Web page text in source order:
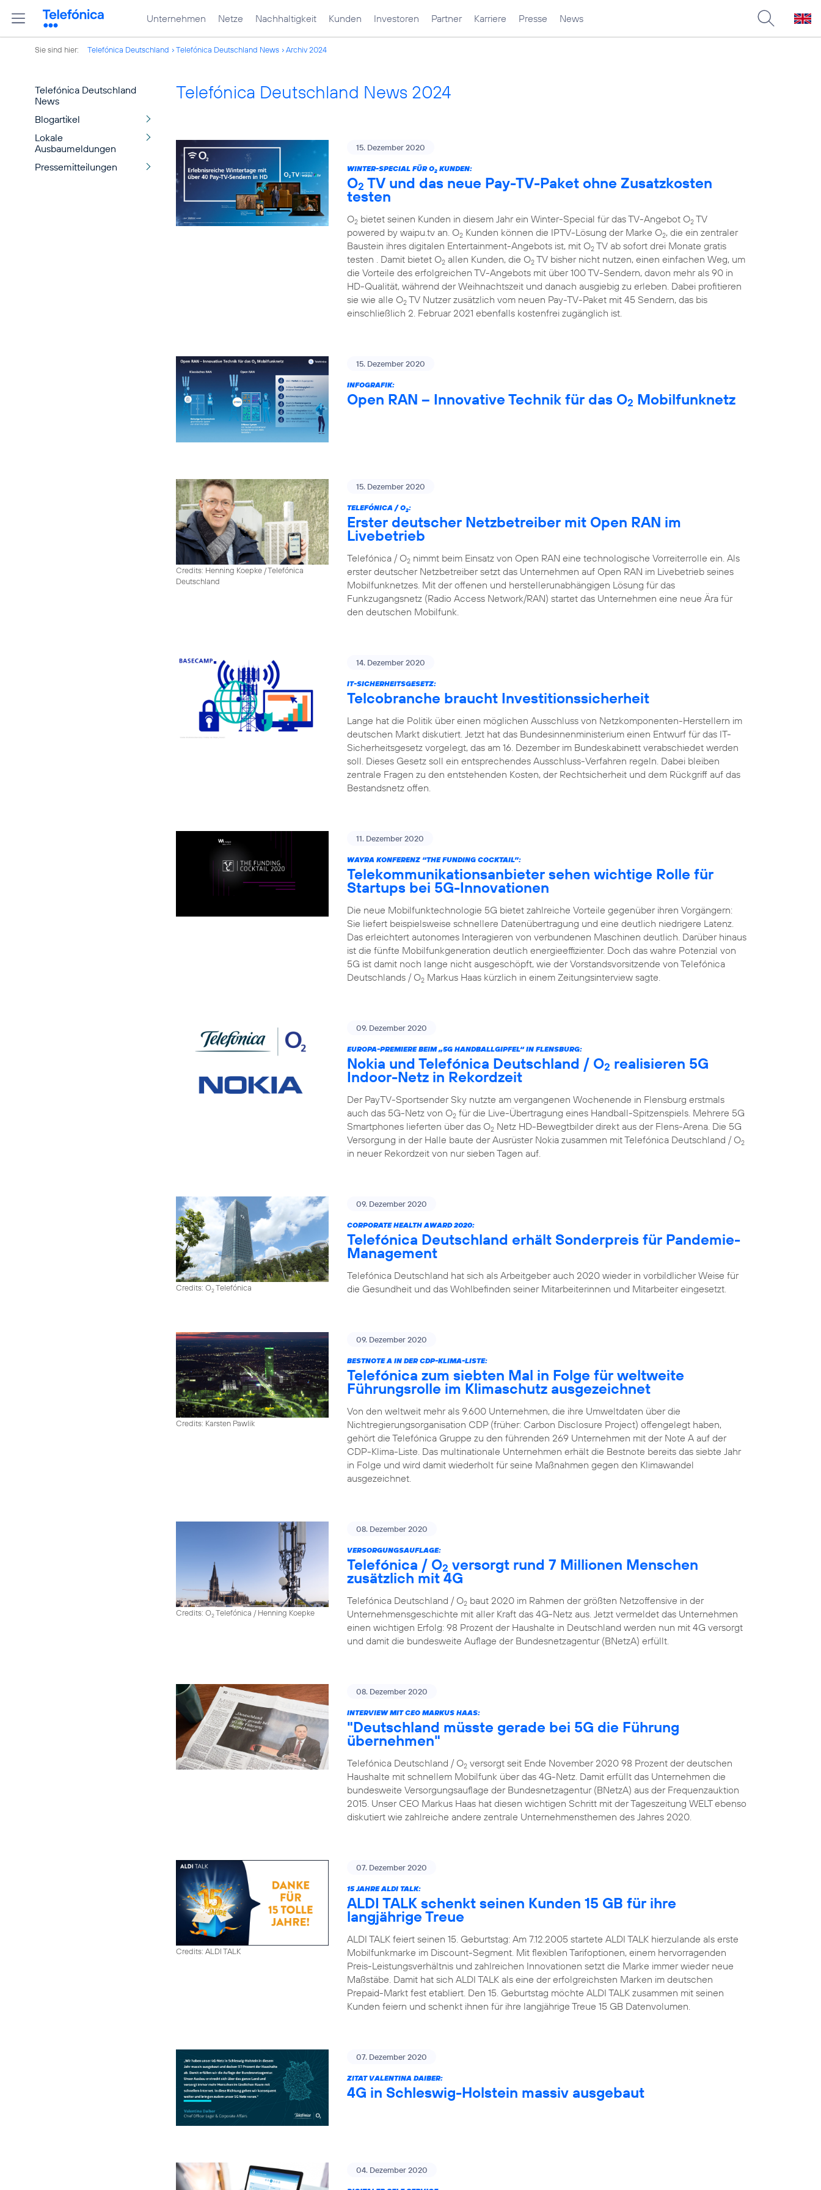
Unternehmen Netze Nachhaltigkeit Kunden Investoren Partner Karriere Presse News
Sie sind hier: Telefónica Deutschland Telefónica Deutschland News Archiv 2024
Telefónica Deutschland
News
Blogartikel
Lokale
Ausbaumeldungen
Pressemitteilungen
Telefónica Deutschland News 2024
15. Dezember 2020
WINTER-SPECIAL FÜR O2 KUNDEN:
O2 TV und das neue Pay-TV-Paket ohne Zusatzkosten
testen
O2 bietet seinen Kunden in diesem Jahr ein Winter-Special für das TV-Angebot O2 TV
powered by waipu.tv an. O2 Kunden können die IPTV-Lösung der Marke O2, die ein zentraler
Baustein ihres digitalen Entertainment-Angebots ist, mit O2 TV ab sofort drei Monate gratis
testen . Damit bietet O2 allen Kunden, die O2 TV bisher nicht nutzen, einen einfachen Weg, um
die Vorteile des erfolgreichen TV-Angebots mit über 100 TV-Sendern, davon mehr als 90 in
HD-Qualität, während der Weihnachtszeit und danach ausgiebig zu erleben. Dabei profitieren
sie wie alle O2 TV Nutzer zusätzlich vom neuen Pay-TV-Paket mit 45 Sendern, das bis
einschließlich 2. Februar 2021 ebenfalls kostenfrei zugänglich ist.
15. Dezember 2020
INFOGRAFIK:
Open RAN – Innovative Technik für das O2 Mobilfunknetz
Credits: Henning Koepke / Telefónica
Deutschland
15. Dezember 2020
TELEFÓNICA / O2:
Erster deutscher Netzbetreiber mit Open RAN im
Livebetrieb
Telefónica / O2 nimmt beim Einsatz von Open RAN eine technologische Vorreiterrolle ein. Als
erster deutscher Netzbetreiber setzt das Unternehmen auf Open RAN im Livebetrieb seines
Mobilfunknetzes. Mit der offenen und herstellerunabhängigen Lösung für das
Funkzugangsnetz (Radio Access Network/RAN) startet das Unternehmen eine neue Ära für
den deutschen Mobilfunk.
14. Dezember 2020
IT-SICHERHEITSGESETZ:
Telcobranche braucht Investitionssicherheit
Lange hat die Politik über einen möglichen Ausschluss von Netzkomponenten-Herstellern im
deutschen Markt diskutiert. Jetzt hat das Bundesinnenministerium einen Entwurf für das IT-
Sicherheitsgesetz vorgelegt, das am 16. Dezember im Bundeskabinett verabschiedet werden
soll. Dieses Gesetz soll ein entsprechendes Ausschluss-Verfahren regeln. Dabei bleiben
zentrale Fragen zu den entstehenden Kosten, der Rechtsicherheit und dem Rückgriff auf das
Bestandsnetz offen.
11. Dezember 2020
WAYRA KONFERENZ “THE FUNDING COCKTAIL”:
Telekommunikationsanbieter sehen wichtige Rolle für
Startups bei 5G-Innovationen
Die neue Mobilfunktechnologie 5G bietet zahlreiche Vorteile gegenüber ihren Vorgängern:
Sie liefert beispielsweise schnellere Datenübertragung und eine deutlich niedrigere Latenz.
Das erleichtert autonomes Interagieren von verbundenen Maschinen deutlich. Darüber hinaus
ist die fünfte Mobilfunkgeneration deutlich energieeffizienter. Doch das wahre Potenzial von
5G ist damit noch lange nicht ausgeschöpft, wie der Vorstandsvorsitzende von Telefónica
Deutschlands / O2 Markus Haas kürzlich in einem Zeitungsinterview sagte.
09. Dezember 2020
EUROPA-PREMIERE BEIM „5G HANDBALLGIPFEL“ IN FLENSBURG:
Nokia und Telefónica Deutschland / O2 realisieren 5G
Indoor-Netz in Rekordzeit
Der PayTV-Sportsender Sky nutzte am vergangenen Wochenende in Flensburg erstmals
auch das 5G-Netz von O2 für die Live-Übertragung eines Handball-Spitzenspiels. Mehrere 5G
Smartphones lieferten über das O2 Netz HD-Bewegtbilder direkt aus der Flens-Arena. Die 5G
Versorgung in der Halle baute der Ausrüster Nokia zusammen mit Telefónica Deutschland / O2
in neuer Rekordzeit von nur sieben Tagen auf.
Credits: O2Telefónica
09. Dezember 2020
CORPORATE HEALTH AWARD 2020:
Telefónica Deutschland erhält Sonderpreis für Pandemie-
Management
Telefónica Deutschland hat sich als Arbeitgeber auch 2020 wieder in vorbildlicher Weise für
die Gesundheit und das Wohlbefinden seiner Mitarbeiterinnen und Mitarbeiter eingesetzt.
Credits: Karsten Pawlik
09. Dezember 2020
BESTNOTE A IN DER CDP-KLIMA-LISTE:
Telefónica zum siebten Mal in Folge für weltweite
Führungsrolle im Klimaschutz ausgezeichnet
Von den weltweit mehr als 9.600 Unternehmen, die ihre Umweltdaten über die
Nichtregierungsorganisation CDP (früher: Carbon Disclosure Project) offengelegt haben,
gehört die Telefónica Gruppe zu den führenden 269 Unternehmen mit der Note A auf der
CDP-Klima-Liste. Das multinationale Unternehmen erhält die Bestnote bereits das siebte Jahr
in Folge und wird damit wiederholt für seine Maßnahmen gegen den Klimawandel
ausgezeichnet.
Credits: O2Telefónica / Henning Koepke
08. Dezember 2020
VERSORGUNGSAUFLAGE:
Telefónica / O2 versorgt rund 7 Millionen Menschen
zusätzlich mit 4G
Telefónica Deutschland / O2 baut 2020 im Rahmen der größten Netzoffensive in der
Unternehmensgeschichte mit aller Kraft das 4G-Netz aus. Jetzt vermeldet das Unternehmen
einen wichtigen Erfolg: 98 Prozent der Haushalte in Deutschland werden nun mit 4G versorgt
und damit die bundesweite Auflage der Bundesnetzagentur (BNetzA) erfüllt.
08. Dezember 2020
INTERVIEW MIT CEO MARKUS HAAS:
"Deutschland müsste gerade bei 5G die Führung
übernehmen"
Telefónica Deutschland / O2 versorgt seit Ende November 2020 98 Prozent der deutschen
Haushalte mit schnellem Mobilfunk über das 4G-Netz. Damit erfüllt das Unternehmen die
bundesweite Versorgungsauflage der Bundesnetzagentur (BNetzA) aus der Frequenzauktion
2015. Unser CEO Markus Haas hat diesen wichtigen Schritt mit der Tageszeitung WELT ebenso
diskutiert wie zahlreiche andere zentrale Unternehmensthemen des Jahres 2020.
Credits: ALDI TALK
07. Dezember 2020
15 JAHRE ALDI TALK:
ALDI TALK schenkt seinen Kunden 15 GB für ihre
langjährige Treue
ALDI TALK feiert seinen 15. Geburtstag: Am 7.12.2005 startete ALDI TALK hierzulande als erste
Mobilfunkmarke im Discount-Segment. Mit flexiblen Tarifoptionen, einem hervorragenden
Preis-Leistungsverhältnis und zahlreichen Innovationen setzt die Marke immer wieder neue
Maßstäbe. Damit hat sich ALDI TALK als eine der erfolgreichsten Marken im deutschen
Prepaid-Markt fest etabliert. Den 15. Geburtstag möchte ALDI TALK zusammen mit seinen
Kunden feiern und schenkt ihnen für ihre langjährige Treue 15 GB Datenvolumen.
07. Dezember 2020
ZITAT VALENTINA DAIBER:
4G in Schleswig-Holstein massiv ausgebaut
04. Dezember 2020